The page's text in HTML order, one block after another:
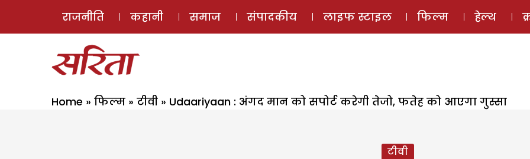
ई-मैगज़ीन
राजनीति कहानी समाज संपादकीय लाइफ स्टाइल फिल्म हेल्थ
Home » फिल्म » टीवी » Udaariyaan : अंगद मान को सपोर्ट करेगी तेजो, फतेह को आएगा गुस्सा
टीवी